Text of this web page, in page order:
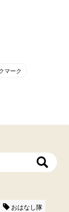
マーク
おはなし隊